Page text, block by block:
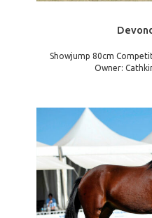
Showjump 80cm
Owner: